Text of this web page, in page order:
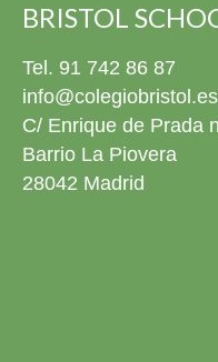
BRISTOL
Tel. 91 742 86 87
info@colegiobristol.es
C/ Enrique de Prada
Barrio La Piovera
28042 Madrid